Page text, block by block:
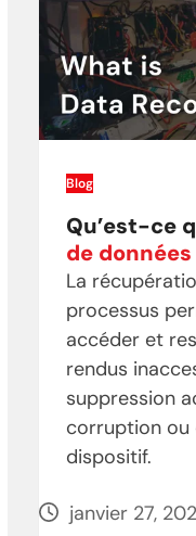
Blog
Qu’est-ce
de données
La
processus
accéder et
rendus
suppression
corruption ou
dispositif.
janvier 27,